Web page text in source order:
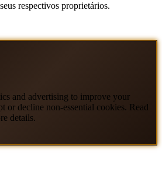
respectivos proprietários.
and advertising to improve your
or decline non-essential cookies. Read
details.